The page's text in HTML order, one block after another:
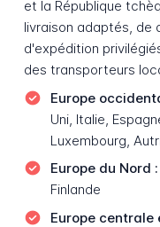
et la République
livraison adaptés,
d'expédition
des transporteurs
Europe
Uni, Italie,
Luxembourg,
Europe du Nord :
Finlande
Europe centrale